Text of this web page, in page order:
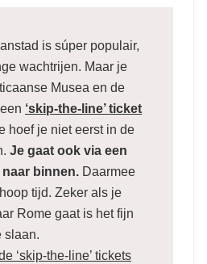
is súper populair,
wachtrijen. Maar je
Musea en de
‘skip-the-line’ ticket
hoef je niet eerst in de
Je gaat ook via een
binnen. Daarmee
tijd. Zeker als je
Rome gaat is het fijn
slaan.
‘skip-the-line’ tickets